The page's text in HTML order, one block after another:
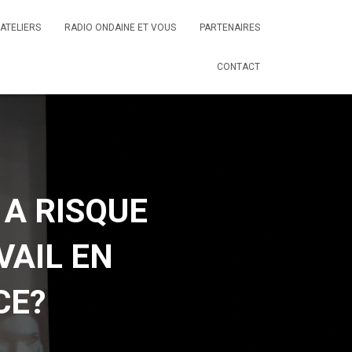
ATELIERS RADIO ONDAINE ET VOUS PARTENAIRES
CONTACT
RISQUE
EN